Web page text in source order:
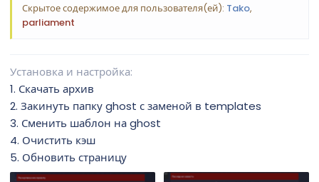
Скрытое содержимое для пользователя(ей): Tako,
parliament
Установка и настройка
1. Скачать архив
2. Закинуть папку ghost с заменой в templates
3. Сменить шаблон на ghost
4. Очистить кэш
5. Обновить страницу